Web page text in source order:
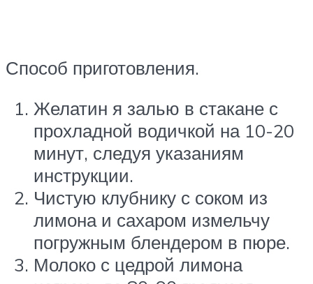
Способ приготовления.
Желатин я залью в стакане с
прохладной водичкой на 10-20
минут, следуя указаниям
инструкции.
Чистую клубнику с соком из
лимона и сахаром измельчу
погружным блендером в пюре.
Молоко с цедрой лимона